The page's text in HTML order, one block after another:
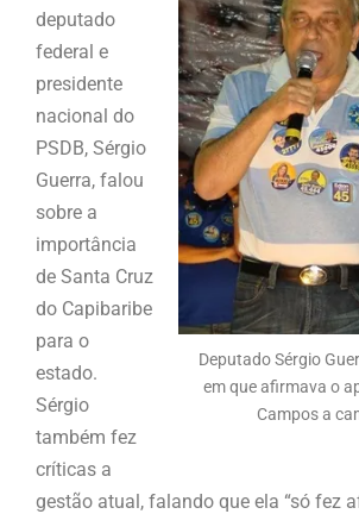
Deputado Sérgio
em que afirmava o
Campos a
deputado
federal e
presidente
nacional do
PSDB, Sérgio
Guerra, falou
sobre a
importância
de Santa Cruz
do Capibaribe
para o
estado.
Sérgio
também fez
críticas a
gestão atual, falando que ela “só fez